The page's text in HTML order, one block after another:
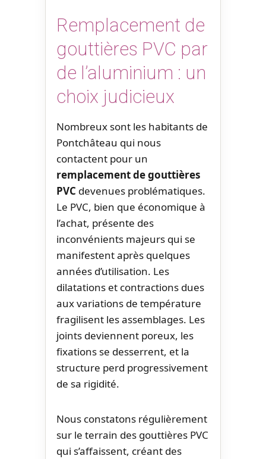
Remplacement de
gouttières PVC par
de l’aluminium : un
choix judicieux
Nombreux sont les habitants de
Pontchâteau qui nous
contactent pour un
remplacement de gouttières
PVC devenues problématiques.
Le PVC, bien que économique à
l’achat, présente des
inconvénients majeurs qui se
manifestent après quelques
années d’utilisation. Les
dilatations et contractions dues
aux variations de température
fragilisent les assemblages. Les
joints deviennent poreux, les
fixations se desserrent, et la
structure perd progressivement
de sa rigidité.
Nous constatons régulièrement
sur le terrain des gouttières PVC
qui s’affaissent, créant des